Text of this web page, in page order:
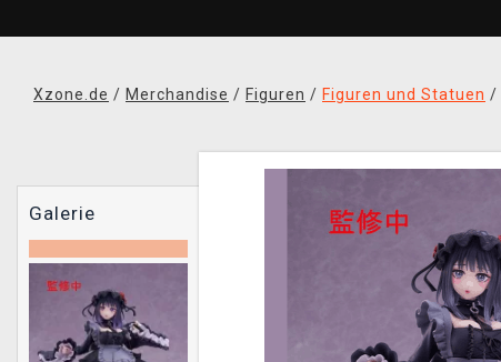
Xzone.de / Merchandise / Figuren / Figuren und Statuen /
Galerie